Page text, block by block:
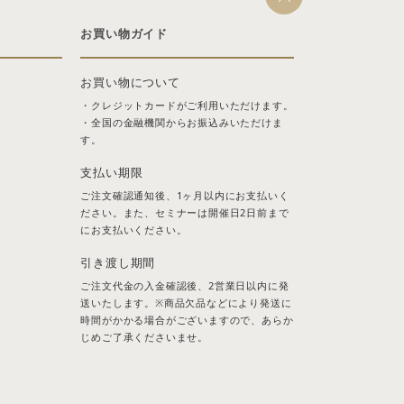
お買い物ガイド
お買い物について
・クレジットカードがご利用いただけます。
・全国の金融機関からお振込みいただけま
す。
支払い期限
ご注文確認通知後、1ヶ月以内にお支払いく
ださい。また、セミナーは開催日2日前まで
にお支払いください。
引き渡し期間
ご注文代金の入金確認後、2営業日以内に発
送いたします。※商品欠品などにより発送に
時間がかかる場合がございますので、あらか
じめご了承くださいませ。